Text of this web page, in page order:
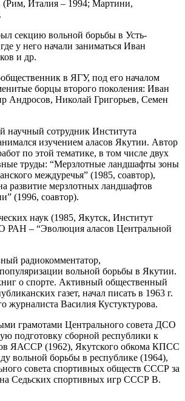
(Рим, Италия – 1994; Мартини,
секцию вольной борьбы в Усть-
у него начали заниматься Иван
и др.
в ЯГУ, под его началом
борцы второго поколения: Иван
Андросов, Николай Григорьев, Семен
научный сотрудник Института
изучением аласов Якутии. Автор
по этой тематике, в том числе двух
труды: “Мерзлотные ландшафты зоны
междуречья” (1985, соавтор),
развитие мерзлотных ландшафтов
(1996, соавтор).
наук (1985, Якутск, Институт
РАН – “Эволюция аласов Центральной
радиокомментатор,
вольной борьбы в Якутии.
о спорте. Активный общественный
газет, начал писать в 1963 г.
журналиста Василия Кустуктурова.
грамотами Центрального совета ДСО
подготовку сборной республики к
ЯАССР (1962), Якутского обкома КПСС
вольной борьбы в республике (1964),
совета спортивных обществ СССР за
Седьских спортивных игр СССР В.